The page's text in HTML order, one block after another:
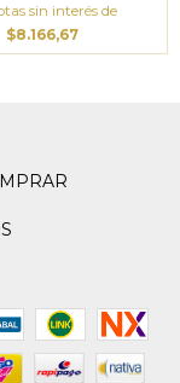
sin interés de
$8.166,67